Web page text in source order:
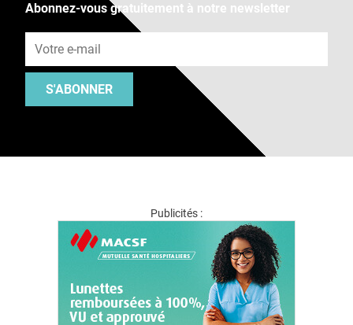
Abonnez-vous gratuitement à notre newsletter
S'ABONNER
Publicités :